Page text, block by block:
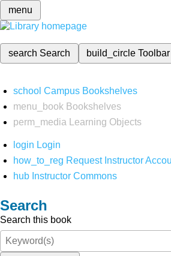
menu
search Search build_circleToolbar
school Campus Bookshelves
menu_book Bookshelves
perm_media
Learning Objects
login Login
how_to_reg Request Instructor
hub Instructor Commons
Search
Search this book